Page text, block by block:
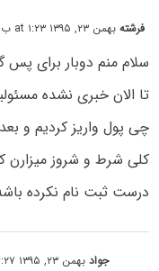
فرشتهبهمن ۲۳, ۱۳۹۵ at ۱:۲۳ ب٫ظ
سلام منم دوبار برای پس
تا الان خبری نشده
کلی شرط و شروز میزارن
درست ثبت نام نکرده
جوادبهمن ۲۳, ۱۳۹۵ at ۴:۲۷ ب٫ظ